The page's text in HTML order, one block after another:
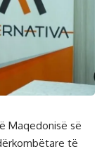
Maqedonisë së
të